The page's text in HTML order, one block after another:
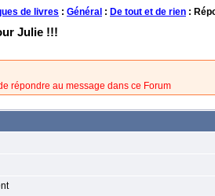
de livres : Général : De tout et de rien :
Julie !!!
répondre au message dans ce Forum